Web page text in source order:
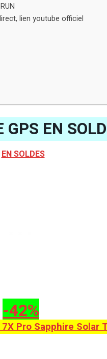
lien youtube officiel
EN
EN SOLDES
-42%
Pro Sapphire Solar